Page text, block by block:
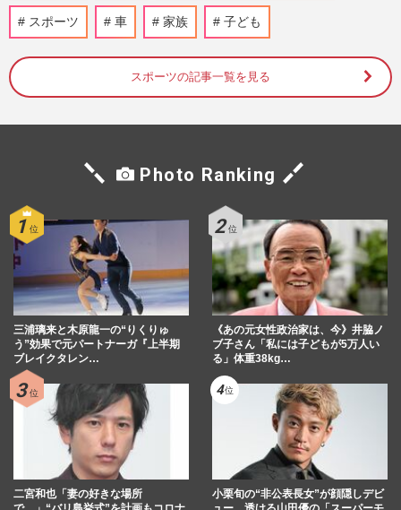
球児1位は「大柄で顔が小…
週刊女性2025年8月19日・26日号
大谷翔平が異例の“ホームランボール回
収”、妻・真美子さんと球場デビューの息
「大谷翔平の生活に合わせ…」水原一平受
刑者、事件直前の音声公開で発覚した“衝
撃ウソの数々”と妻への思…
週刊女性PRIME 2026/8/3
大谷翔平の元通訳・水原一平氏「命を賭け
て…」公開された“独占インタビュー”で語
った衝撃の「嘘と真実」
週刊女性PRIME 2026/7/30
ドジャース・大谷翔平、ゆうちょ銀行のア
ンバサダー就任で“賞”を新設！本人も「選
定に携わる」子どもたち…
週刊女性2026年8月11日号
スポーツ 車 家族 子ども
スポーツの記事一覧を見る
Photo Ranking
三浦璃来と木原龍一の“りくりゅ
う”効果で元パートナーガ『上半期
ブレイクタレン…
《あの元女性政治家は、今》井脇ノ
ブ子さん「私には子どもが5万人い
る」体重38kg…
二宮和也「妻の好きな場所
小栗旬の“非公表長女”が顔隠しデビ